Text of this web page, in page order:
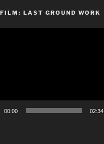
LAST GROUND WORK
00:00 02:34